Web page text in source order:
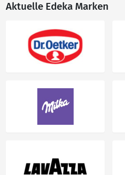
Aktuelle Edeka Marken